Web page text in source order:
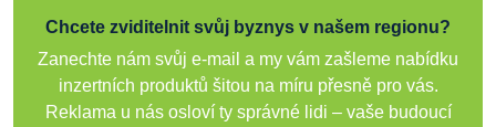
Chcete zviditelnit svůj byznys v našem regionu?
Zanechte nám svůj e-mail a my vám zašleme nabídku
inzertních produktů šitou na míru přesně pro vás.
Reklama u nás osloví ty správné lidi – vaše budoucí